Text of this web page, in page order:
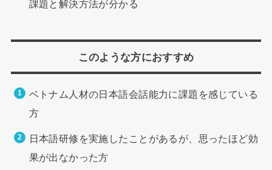
課題と解決方法が分かる
このような方におすすめ
ベトナム人材の日本語会話能力に課題を感じている
方
日本語研修を実施したことがあるが、思ったほど効
果が出なかった方